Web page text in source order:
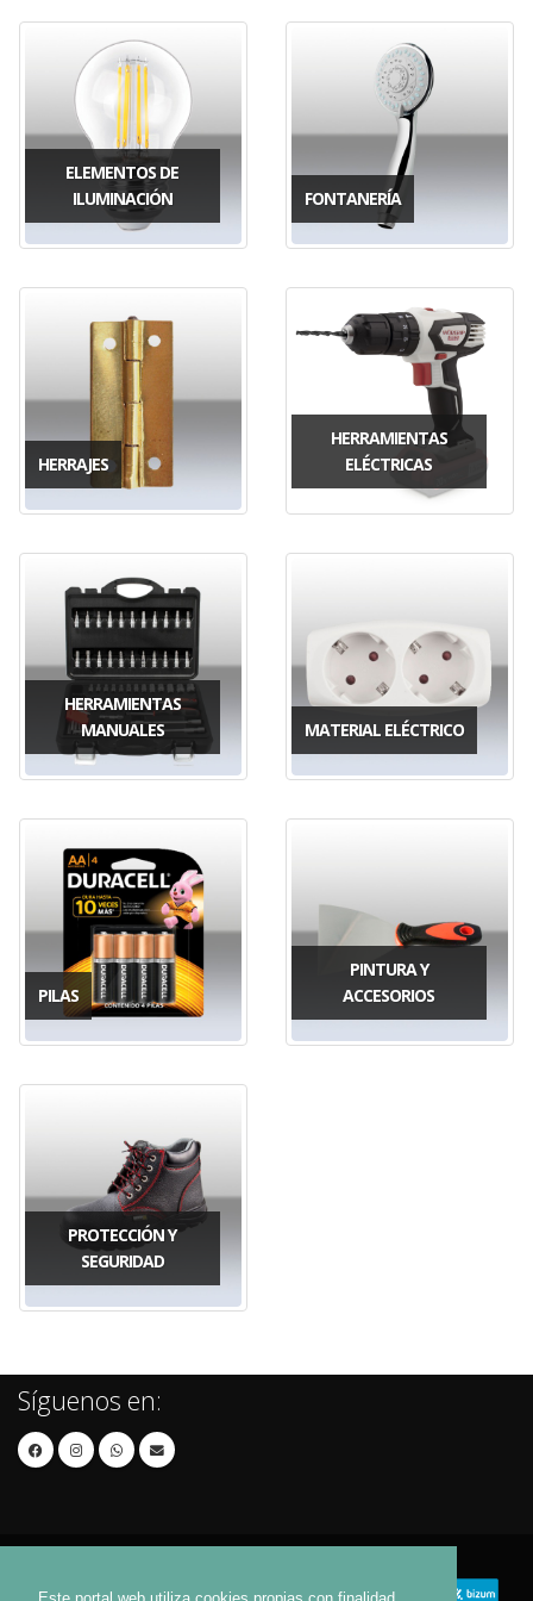
ELEMENTOS DE
ILUMINACIÓN
FONTANERÍA
HERRAJES
HERRAMIENTAS
ELÉCTRICAS
HERRAMIENTAS
MANUALES
MATERIAL ELÉCTRICO
PILAS
PINTURA Y
ACCESORIOS
PROTECCIÓN Y
SEGURIDAD
Síguenos en: